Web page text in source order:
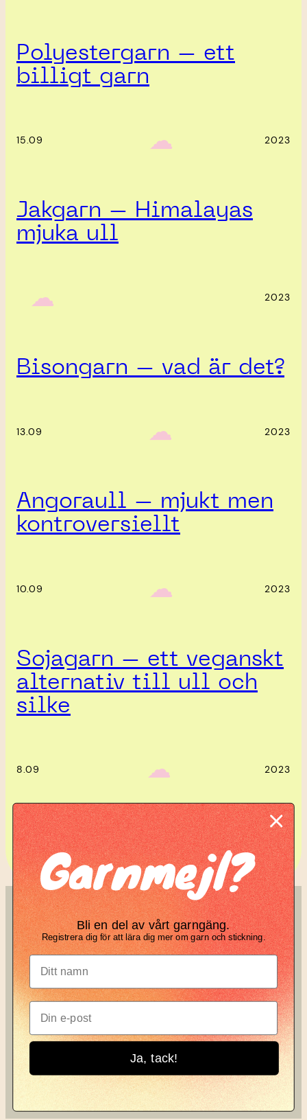
Polyestergarn – ett
billigt garn
15.09 ‎ ‎‎ ☁︎‎‎ 2023
Jakgarn – Himalayas
mjuka ull
‎ ‎‎ ☁︎‎‎ 2023
Bisongarn – vad är det?
13.09 ‎ ‎‎ ☁︎‎‎ 2023
Angoraull – mjukt men
kontroversiellt
10.09 ‎ ‎‎ ☁︎‎‎ 2023
Sojagarn – ett veganskt
alternativ till ull och
silke
8.09 ‎ ‎‎ ☁︎‎‎ 2023
Komplett guide: Lär dig
tova din stickning
SÖK
Search
KNIT KNOT
Manifesto
Garnbrev
Garnmejl?
Bli en del av vårt garngäng.
Registrera dig för att lära dig mer om garn och stickning.
Ja, tack!